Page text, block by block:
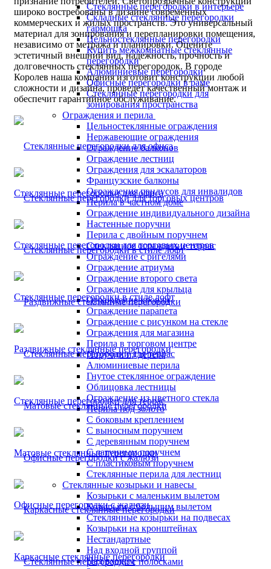
Стеклянные перегородки в интерьере
Складные стеклянные перегородки
гармошка
Цельностеклянные перегородки
Купить межкомнатные стеклянные
перегородки
Алюминиевые перегородки
Офисные перегородки в раме
Стеклянные перегородки для
зонирования пространства
Ограждения и перила
Цельностеклянные ограждения
Нержавеющие ограждения
Ограждение балконов
Ограждение лестниц
Ограждения для эскалаторов
Французские балконы
Ограждения пандусов для инвалидов
Перила в частном доме
Ограждение индивидуального дизайна
Настенные поручни
Перила с двойным поручнем
Стеклянное ограждение террас
Ограждение с ригелями
Ограждение атриума
Ограждение второго света
Ограждение для крыльца
Ограждение кровли
Ограждение парапета
Ограждение с рисунком на стекле
Ограждения для магазина
Перила в торговом центре
Поручни из дерева
Алюминиевые перила
Гнутое стеклянное ограждение
Облицовка лестницы
Ограждение из цветного стекла
Перила под золото
С боковым креплением
С выносным поручнем
С деревянным поручнем
С латунным поручнем
С пластиковым поручнем
Стеклянные перила для лестниц
Стеклянные козырьки и навесы
Козырьки с маленьким вылетом
Козырьки с большим вылетом
Стеклянные козырьки на подвесах
Козырьки на кронштейнах
Нестандартные
Над входной группой
Над входом
широко востребованы в дизайне современных
коммерческих и жилых пространств. Это универсальный
материал для зонирования и перепланировки помещения,
независимо от метража и планировки. Оцените
эстетичный внешний вид, надежность, прочность и
долговечность стеклянных перегородок. В городе
Королев наша компания изготовит конструкции любой
сложности и дизайна, проведет качественный монтаж и
обеспечит гарантийное обслуживание.
Стеклянные перегородки для офиса
Стеклянные перегородки для торговых центров
Стеклянные перегородки в стиле лофт
Раздвижные стеклянные перегородки
Стеклянные перегородки для террас
Матовые стеклянные перегородки
Офисные перегородки с жалюзи
Каркасные стеклянные перегородки